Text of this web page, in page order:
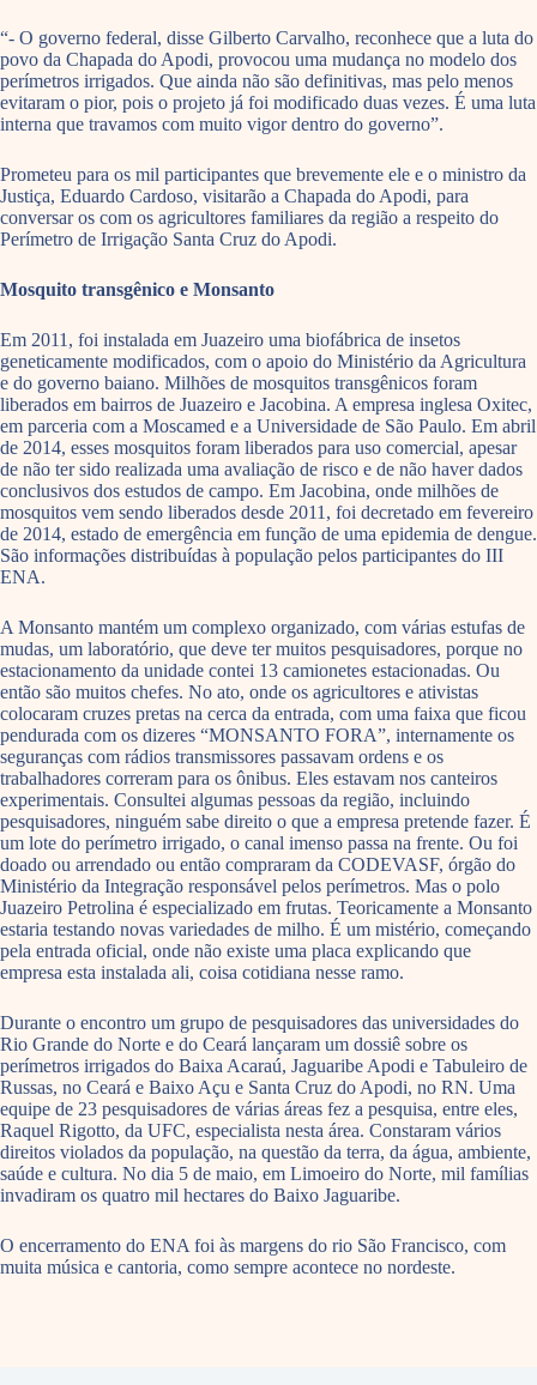
“- O governo federal, disse Gilberto Carvalho, reconhece que a luta do
povo da Chapada do Apodi, provocou uma mudança no modelo dos
perímetros irrigados. Que ainda não são definitivas, mas pelo menos
evitaram o pior, pois o projeto já foi modificado duas vezes. É uma luta
interna que travamos com muito vigor dentro do governo”.
Prometeu para os mil participantes que brevemente ele e o ministro da
Justiça, Eduardo Cardoso, visitarão a Chapada do Apodi, para
conversar os com os agricultores familiares da região a respeito do
Perímetro de Irrigação Santa Cruz do Apodi.
Mosquito transgênico e Monsanto
Em 2011, foi instalada em Juazeiro uma biofábrica de insetos
geneticamente modificados, com o apoio do Ministério da Agricultura
e do governo baiano. Milhões de mosquitos transgênicos foram
liberados em bairros de Juazeiro e Jacobina. A empresa inglesa Oxitec,
em parceria com a Moscamed e a Universidade de São Paulo. Em abril
de 2014, esses mosquitos foram liberados para uso comercial, apesar
de não ter sido realizada uma avaliação de risco e de não haver dados
conclusivos dos estudos de campo. Em Jacobina, onde milhões de
mosquitos vem sendo liberados desde 2011, foi decretado em fevereiro
de 2014, estado de emergência em função de uma epidemia de dengue.
São informações distribuídas à população pelos participantes do III
ENA.
A Monsanto mantém um complexo organizado, com várias estufas de
mudas, um laboratório, que deve ter muitos pesquisadores, porque no
estacionamento da unidade contei 13 camionetes estacionadas. Ou
então são muitos chefes. No ato, onde os agricultores e ativistas
colocaram cruzes pretas na cerca da entrada, com uma faixa que ficou
pendurada com os dizeres “MONSANTO FORA”, internamente os
seguranças com rádios transmissores passavam ordens e os
trabalhadores correram para os ônibus. Eles estavam nos canteiros
experimentais. Consultei algumas pessoas da região, incluindo
pesquisadores, ninguém sabe direito o que a empresa pretende fazer. É
um lote do perímetro irrigado, o canal imenso passa na frente. Ou foi
doado ou arrendado ou então compraram da CODEVASF, órgão do
Ministério da Integração responsável pelos perímetros. Mas o polo
Juazeiro Petrolina é especializado em frutas. Teoricamente a Monsanto
estaria testando novas variedades de milho. É um mistério, começando
pela entrada oficial, onde não existe uma placa explicando que
empresa esta instalada ali, coisa cotidiana nesse ramo.
Durante o encontro um grupo de pesquisadores das universidades do
Rio Grande do Norte e do Ceará lançaram um dossiê sobre os
perímetros irrigados do Baixa Acaraú, Jaguaribe Apodi e Tabuleiro de
Russas, no Ceará e Baixo Açu e Santa Cruz do Apodi, no RN. Uma
equipe de 23 pesquisadores de várias áreas fez a pesquisa, entre eles,
Raquel Rigotto, da UFC, especialista nesta área. Constaram vários
direitos violados da população, na questão da terra, da água, ambiente,
saúde e cultura. No dia 5 de maio, em Limoeiro do Norte, mil famílias
invadiram os quatro mil hectares do Baixo Jaguaribe.
O encerramento do ENA foi às margens do rio São Francisco, com
muita música e cantoria, como sempre acontece no nordeste.